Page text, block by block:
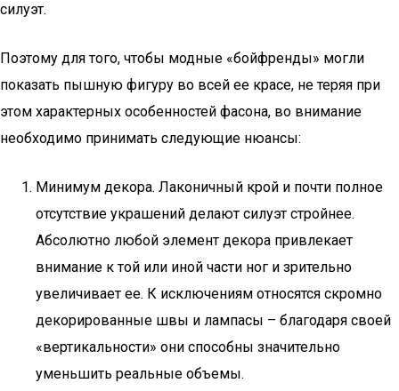
силуэт.
Поэтому для того, чтобы модные «бойфренды» могли
показать пышную фигуру во всей ее красе, не теряя при
этом характерных особенностей фасона, во внимание
необходимо принимать следующие нюансы:
Минимум декора. Лаконичный крой и почти полное
отсутствие украшений делают силуэт стройнее.
Абсолютно любой элемент декора привлекает
внимание к той или иной части ног и зрительно
увеличивает ее. К исключениям относятся скромно
декорированные швы и лампасы – благодаря своей
«вертикальности» они способны значительно
уменьшить реальные объемы.